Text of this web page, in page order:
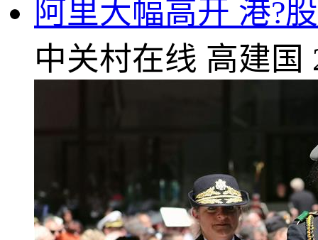
阿里大幅高开 港?
中关村在线 高建国